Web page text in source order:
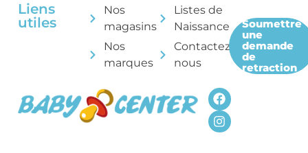
Liens
utiles
Nos
magasins
Nos
marques
Listes de
Naissance
Contactez-
nous
Soumettre
une
demande
de
retraction